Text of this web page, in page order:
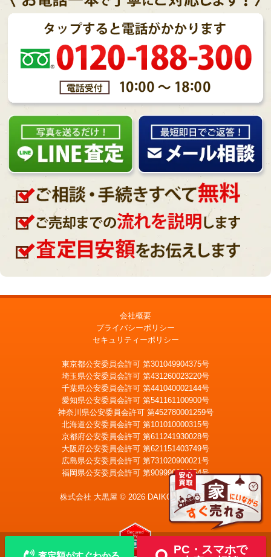
PC・スマホで
LINE査定 メール査定
宅配買取を申込む
会社概要
プライバシーポリシー
セキュリティーポリシー
東京都公安委員会許可 第301049904375号
埼玉県公安委員会許可 第431260023220号
千葉県公安委員会許可 第441040002144号
愛知県公安委員会許可 第541161100900号
神奈川県公安委員会許可 第452780001259号
北海道公安委員会許可 第101010000315号
京都府公安委員会許可 第611241930028号
大阪府公安委員会許可 第621151403749号
広島県公安委員会許可 第731020900021号
福岡県公安委員会許可 第909990034054号
株式会社 大黒屋 © 2026 DAIKOKUYA, Inc.